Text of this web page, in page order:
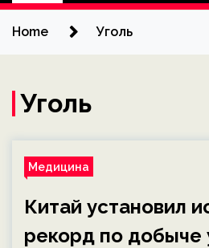
Home Уголь
Уголь
Медицина
Китай установил
рекорд по добыче